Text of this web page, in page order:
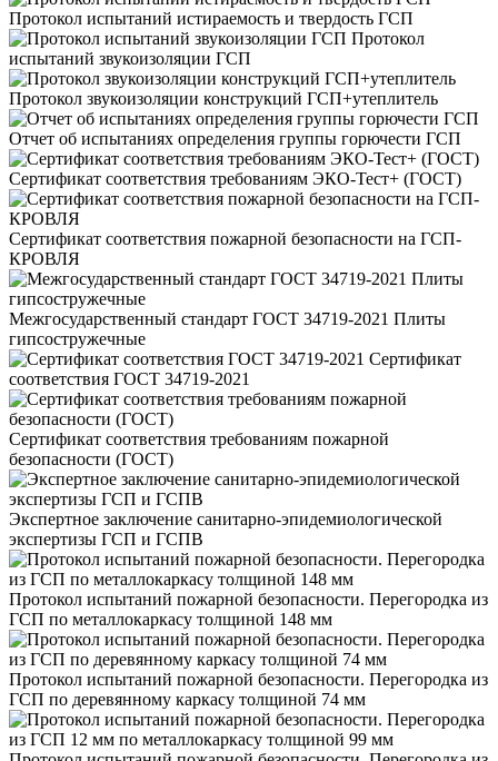
Протокол испытаний истираемость и твердость ГСП
Протокол
испытаний звукоизоляции ГСП
Протокол звукоизоляции конструкций ГСП+утеплитель
Отчет об испытаниях определения группы горючести ГСП
Сертификат соответствия требованиям ЭКО-Тест+ (ГОСТ)
Сертификат соответствия пожарной безопасности на ГСП-
КРОВЛЯ
Межгосударственный стандарт ГОСТ 34719-2021 Плиты
гипсостружечные
Сертификат
соответствия ГОСТ 34719-2021
Сертификат соответствия требованиям пожарной
безопасности (ГОСТ)
Экспертное заключение санитарно-эпидемиологической
экспертизы ГСП и ГСПВ
Протокол испытаний пожарной безопасности. Перегородка из
ГСП по металлокаркасу толщиной 148 мм
Протокол испытаний пожарной безопасности. Перегородка из
ГСП по деревянному каркасу толщиной 74 мм